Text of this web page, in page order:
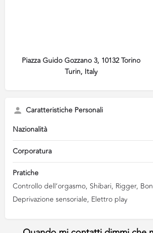
Piazza Guido Gozzano 3, 10132 Torino
Turin, Italy
Caratteristiche Personali
Nazionalità
Corporatura
Pratiche
Controllo dell’orgasmo, Shibari, Rigger,
Deprivazione sensoriale, Elettro play